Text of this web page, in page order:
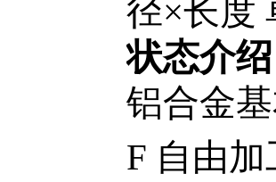
径×长度
状态介绍
铝合金
F 自由